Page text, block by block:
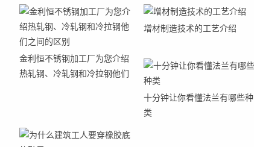
金利恒不锈钢加工厂为您介绍
热轧钢、冷轧钢和冷拉钢他们
增材制造技术的工艺介绍
十分钟让你看懂法兰有哪些种
类